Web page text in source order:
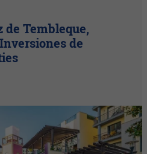
de Tembleque,
de